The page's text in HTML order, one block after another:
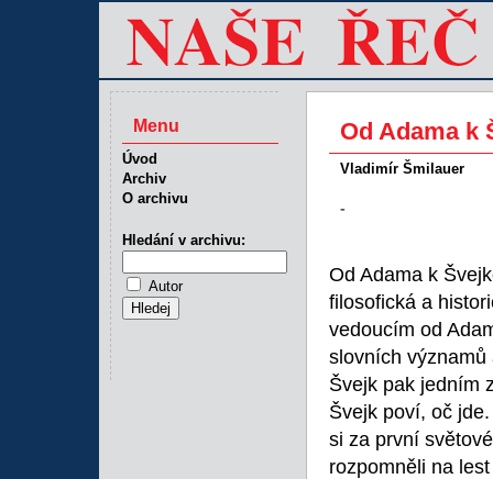
Od Adama k
Vladimír Šmilauer
-
Od Adama k
filosofická a
vedoucím od
slovních
Švejk pak jedním
Švejk poví, oč
si za první
rozpomněli na
Menu
Úvod
Archiv
O archivu
Hledání v archivu:
Autor